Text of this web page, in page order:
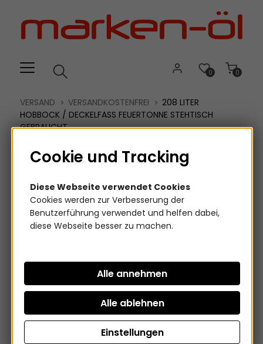
Verwenden
Barrierefreiheitsmenü
und
0
0
VERSAND VERSANDKOSTENFREI
208 LITER
HOBBOCK / DECKELFASS FEUERTONNE STEHTISCH
GEBRAUCHT
Cookie und Tracking
Diese Webseite verwendet Cookies
Cookies werden zur Verbesserung der
Benutzerführung verwendet und helfen dabei,
diese Webseite besser zu machen.
Einstellungen